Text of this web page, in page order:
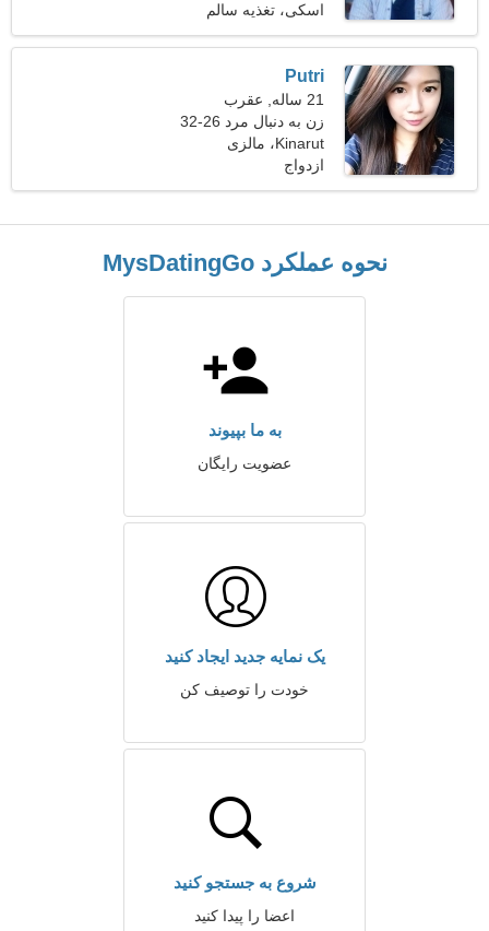
اسکی، تغذیه سالم
Putri
21 ساله, عقرب
زن به دنبال مرد 26-32
Kinarut، مالزی
ازدواج
نحوه عملکرد MysDatingGo
به ما بپیوند
عضویت رایگان
یک نمایه جدید ایجاد کنید
خودت را توصیف کن
شروع به جستجو کنید
اعضا را پیدا کنید